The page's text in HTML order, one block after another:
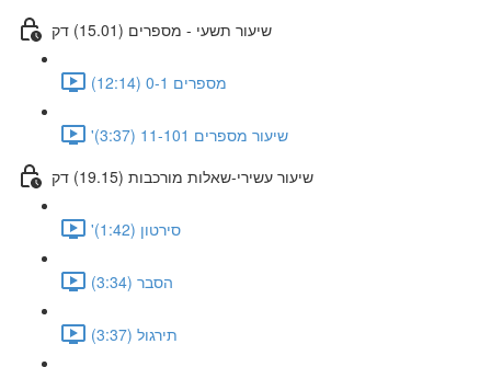
שיעור תשעי - מספרים (15.01) דק
מספרים 0-1 (12:14)
'שיעור מספרים 11-101 (3:37)
שיעור עשירי-שאלות מורכבות (19.15) דק
'סירטון (1:42)
הסבר (3:34)
תירגול (3:37)